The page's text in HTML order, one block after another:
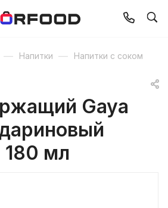
— Напитки — Напитки с соком
Gaya
180 мл